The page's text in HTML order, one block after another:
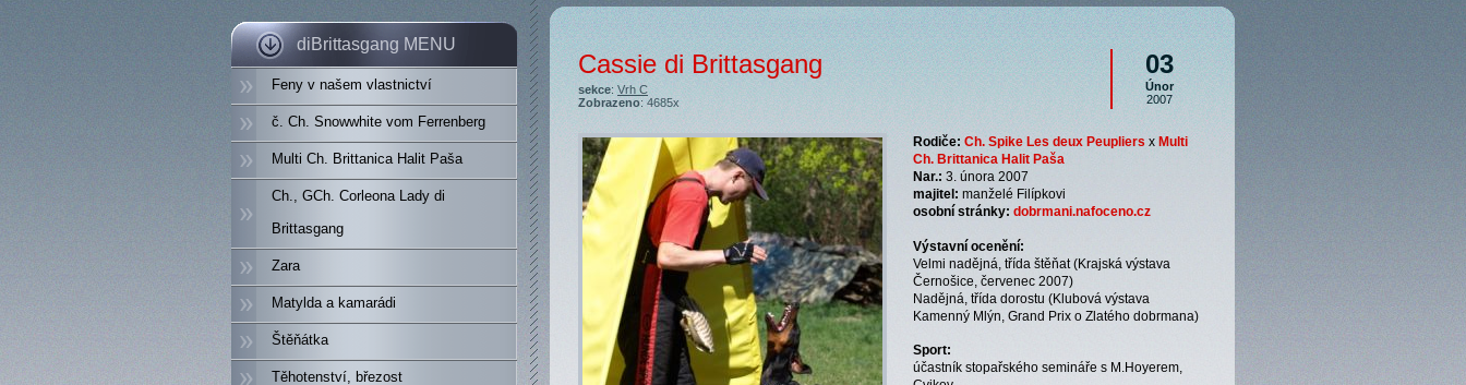
diBrittasgang MENU
Feny v našem vlastnictví
č. Ch. Snowwhite vom Ferrenberg
Multi Ch. Brittanica Halit Paša
Ch., GCh. Corleona Lady di
Brittasgang
Zara
Matylda a kamarádi
Štěňátka
Těhotenství, březost
03
Únor
2007
Cassie di Brittasgang
sekce:Vrh C
Zobrazeno: 4685x
Rodiče: Ch. Spike Les deux Peupliers xMulti
Ch. Brittanica Halit Paša
Nar.: 3. února 2007
majitel: manželé Filípkovi
osobní stránky: dobrmani.nafoceno.cz
Výstavní ocenění:
Velmi nadějná, třída štěňat (Krajská výstava
Černošice, červenec 2007)
Nadějná, třída dorostu (Klubová výstava
Kamenný Mlýn, Grand Prix o Zlatého dobrmana)
Sport:
účastník stopařského semináře s M.Hoyerem,